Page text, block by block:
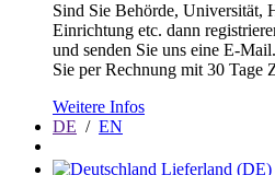
Sind Sie Behörde, Universität,
Einrichtung etc. dann
und senden Sie uns eine E-
Sie per Rechnung mit 30 Tage
Weitere Infos
DE / EN
Lieferland (DE)